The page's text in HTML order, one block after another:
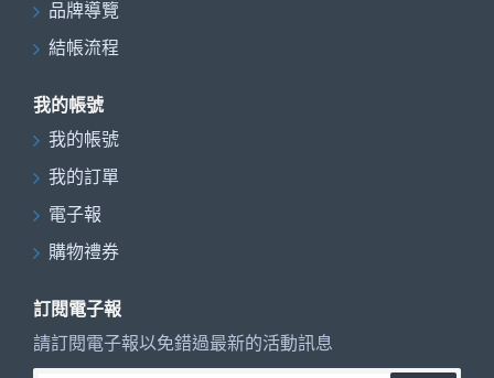
品牌導覽
結帳流程
我的帳號
我的帳號
我的訂單
電子報
購物禮券
訂閱電子報
請訂閱電子報以免錯過最新的活動訊息